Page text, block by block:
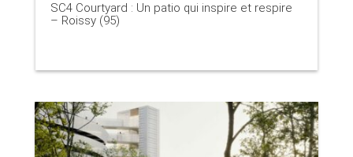
SC4 Courtyard : Un patio qui inspire et respire
– Roissy (95)